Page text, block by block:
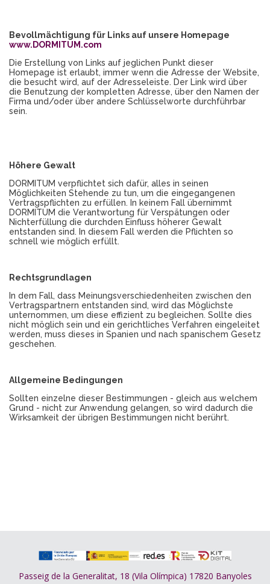
Bevollmächtigung für Links auf unsere Homepage
www.DORMITUM.com
Die Erstellung von Links auf jeglichen Punkt dieser
Homepage ist erlaubt, immer wenn die Adresse der Website,
die besucht wird, auf der Adresseleiste. Der Link wird über
die Benutzung der kompletten Adresse, über den Namen der
Firma und/oder über andere Schlüsselworte durchführbar
sein.
Höhere Gewalt
DORMITUM verpflichtet sich dafür, alles in seinen
Möglichkeiten Stehende zu tun, um die eingegangenen
Vertragspflichten zu erfüllen. In keinem Fall übernimmt
DORMITUM die Verantwortung für Verspätungen oder
Nichterfüllung die durchden Einfluss höherer Gewalt
entstanden sind. In diesem Fall werden die Pflichten so
schnell wie möglich erfüllt.
Rechtsgrundlagen
In dem Fall, dass Meinungsverschiedenheiten zwischen den
Vertragspartnern entstanden sind, wird das Möglichste
unternommen, um diese effizient zu begleichen. Sollte dies
nicht möglich sein und ein gerichtliches Verfahren eingeleitet
werden, muss dieses in Spanien und nach spanischem Gesetz
geschehen.
Allgemeine Bedingungen
Sollten einzelne dieser Bestimmungen - gleich aus welchem
Grund - nicht zur Anwendung gelangen, so wird dadurch die
Wirksamkeit der übrigen Bestimmungen nicht berührt.
Passeig de la Generalitat, 18 (Vila Olímpica) 17820 Banyoles